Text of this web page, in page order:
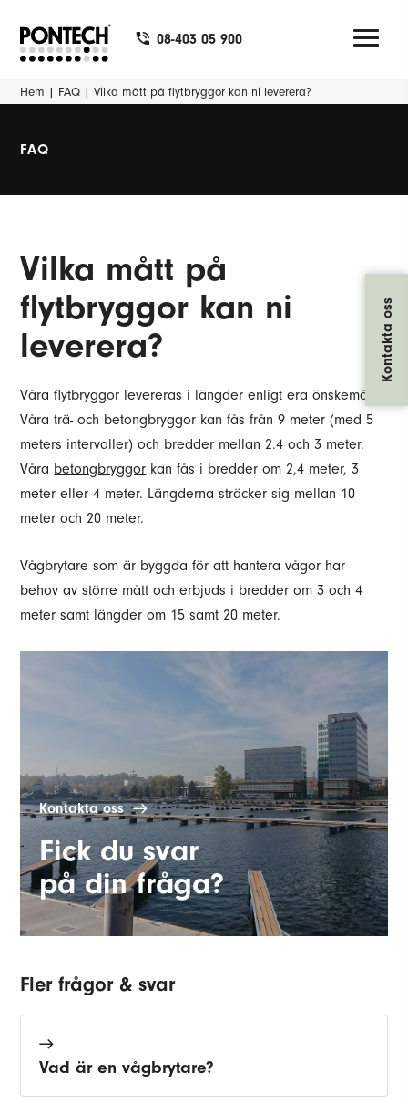
08-403 05 900
Hem | FAQ |Vilka mått på flytbryggor kan ni leverera?
FAQ
Vilka mått på
flytbryggor kan ni
leverera?
Våra flytbryggor levereras i längder enligt era önskemål.
Våra trä- och betongbryggor kan fås från 9 meter (med 5
meters intervaller) och bredder mellan 2.4 och 3 meter.
Våra betongbryggor kan fås i bredder om 2,4 meter, 3
meter eller 4 meter. Längderna sträcker sig mellan 10
meter och 20 meter.
Vågbrytare som är byggda för att hantera vågor har
behov av större mått och erbjuds i bredder om 3 och 4
meter samt längder om 15 samt 20 meter.
Kontakta oss
Fick du svar
på din fråga?
Fler frågor & svar
Vad är en vågbrytare?
Kontakta oss